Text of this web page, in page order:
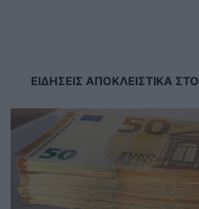
ΕΙΔΗΣΕΙΣ ΑΠΟΚΛΕΙΣΤΙΚΑ ΣΤΟ